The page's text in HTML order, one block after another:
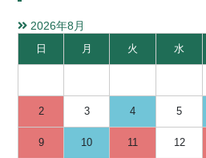
2026年8月
日 月 火 水
2 3 4 5
9 10 11 12